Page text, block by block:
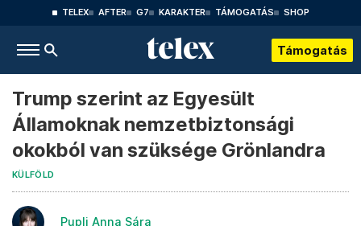
TELEX AFTER G7 KARAKTER TÁMOGATÁS SHOP
Támogatás
Trump szerint az Egyesült
Államoknak nemzetbiztonsági
okokból van szüksége Grönlandra
KÜLFÖLD
Pupli Anna Sára